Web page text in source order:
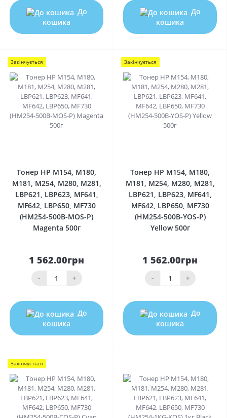
До
кошика
До
кошика
Закінчується
Тонер HP M154, M180,
M181, M254, M280, M281,
LBP621, LBP623, MF641,
MF642, LBP650, MF730
(HM254-500B-MOS-P)
Magenta 500г
1 562.00грн
- +
До
кошика
Закінчується
Тонер HP M154, M180,
M181, M254, M280, M281,
LBP621, LBP623, MF641,
MF642, LBP650, MF730
(HM254-500B-YOS-P)
Yellow 500г
1 562.00грн
- +
До
кошика
Закінчується